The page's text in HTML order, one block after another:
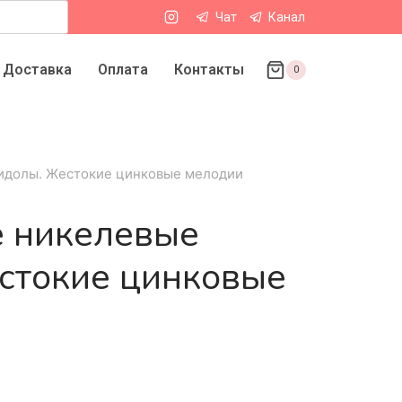
Чат Канал
Доставка Оплата Контакты 0
Жестокие цинковые мелодии
цинковые